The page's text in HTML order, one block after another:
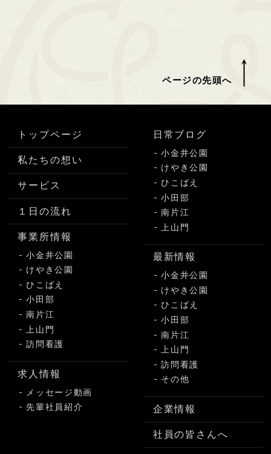
ページの先頭へ
トップページ
私たちの想い
サービス
１日の流れ
事業所情報
小金井公園
けやき公園
ひこばえ
小田部
南片江
上山門
訪問看護
求人情報
メッセージ動画
先輩社員紹介
日常ブログ
小金井公園
けやき公園
ひこばえ
小田部
南片江
上山門
最新情報
小金井公園
けやき公園
ひこばえ
小田部
南片江
上山門
訪問看護
その他
企業情報
社員の皆さんへ